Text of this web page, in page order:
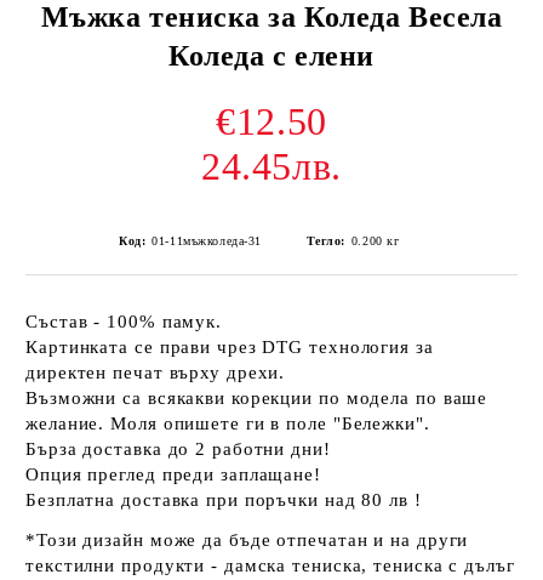
Мъжка тениска за Коледа Весела
Коледа с елени
€12.50
24.45лв.
Код: 01-11мъжколеда-31 Тегло: 0.200 кг
Състав - 100% памук.
Картинката се прави чрез DTG технология за
директен печат върху дрехи.
Възможни са всякакви корекции по модела по ваше
желание. Моля опишете ги в поле "Бележки".
Бърза доставка до 2 работни дни!
Опция преглед преди заплащане!
Безплатна доставка при поръчки над 80 лв !
*Този дизайн може да бъде отпечатан и на други
текстилни продукти - дамска тениска, тениска с дълъг